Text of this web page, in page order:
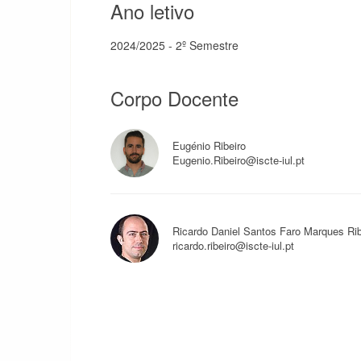
Ano letivo
2024/2025 - 2º Semestre
Corpo Docente
Eugénio Ribeiro
Eugenio.Ribeiro@iscte-iul.pt
Ricardo Daniel Santos Faro Marques
ricardo.ribeiro@iscte-iul.pt